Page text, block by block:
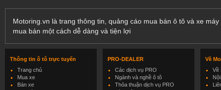
Motoring.vn là trang thông tin, quảng cáo mua bán ô tô và xe
mua bán một cách dễ dàng và tiện lợi
Thông tin ô tô trực tuyến
Trang chủ
Mua xe
Bán xe
PRO-DEALER
Các dịch vụ PRO
Ngành và nghề ô tô
Thỏa thuận dịch vụ PRO
Về
Về